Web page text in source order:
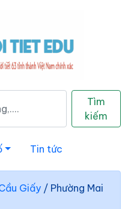
Tìm
kiếm
Tin tức
Giấy / Phường Mai